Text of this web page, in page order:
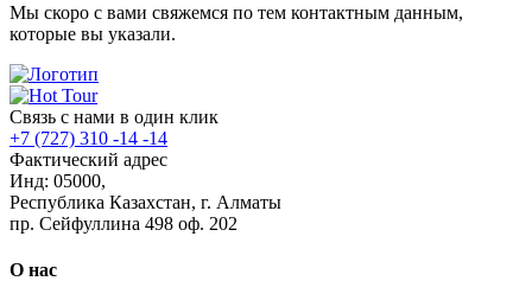
Мы скоро с вами свяжемся по тем контактным данным,
которые вы указали.
Связь с нами в один клик
+7 (727) 310 -14 -14
Фактический адрес
Инд: 05000,
Республика Казахстан, г. Алматы
пр. Сейфуллина 498 оф. 202
О нас